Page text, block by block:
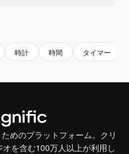
時計 時間 タイマー
めのプラットフォーム。クリ
を含む100万人以上が利用し